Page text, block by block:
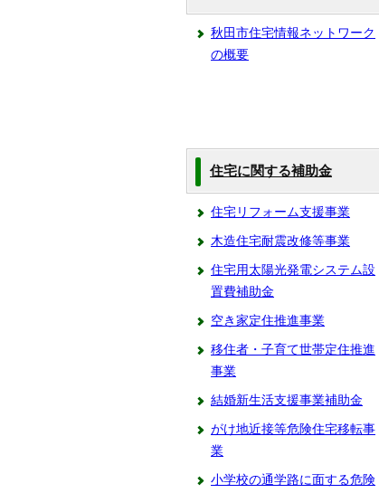
秋田市住宅情報ネットワーク
の概要
住宅に関する補助金
住宅リフォーム支援事業
木造住宅耐震改修等事業
住宅用太陽光発電システム設
置費補助金
空き家定住推進事業
移住者・子育て世帯定住推進
事業
結婚新生活支援事業補助金
がけ地近接等危険住宅移転事
業
小学校の通学路に面する危険